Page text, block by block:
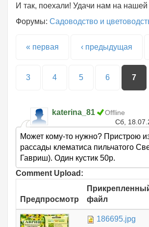
И так, поехали! Удачи нам на нашей
Форумы: Садоводство и
Страницы
« первая ‹ предыдущая
3 4 5 6 7
katerina_81
Offline
Сб,
Может кому-то нужно? Пристрою
рассады клематиса пильчатого
Гавриш). Один кустик 50р.
Comment Upload:
Предпросмотр
файл
186695.jpg